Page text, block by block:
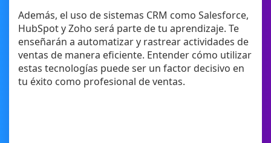
Además, el uso de sistemas CRM como Salesforce,
HubSpot y Zoho será parte de tu aprendizaje. Te
enseñarán a automatizar y rastrear actividades de
ventas de manera eficiente. Entender cómo utilizar
estas tecnologías puede ser un factor decisivo en
tu éxito como profesional de ventas.